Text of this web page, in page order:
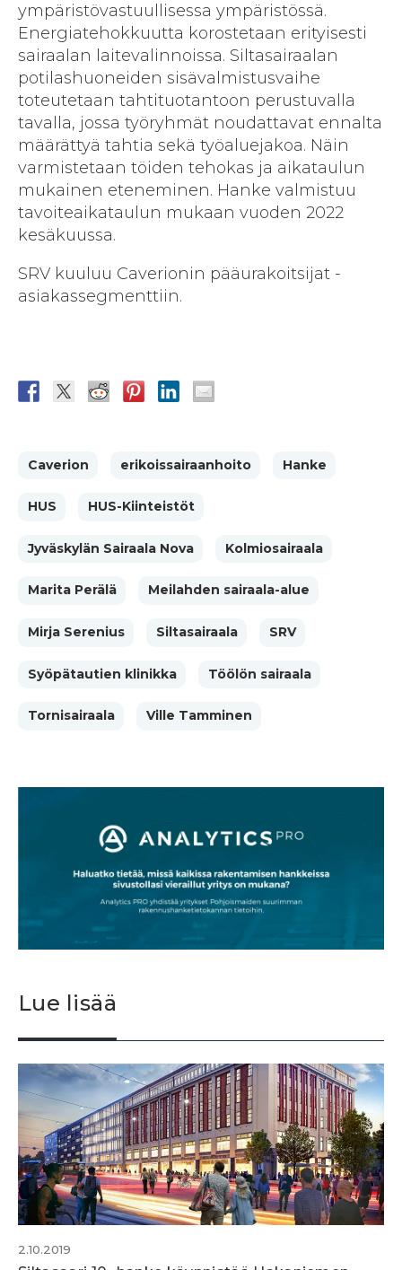
ympäristövastuullisessa ympäristössä.
Energiatehokkuutta korostetaan erityisesti
sairaalan laitevalinnoissa. Siltasairaalan
potilashuoneiden sisävalmistusvaihe
toteutetaan tahtituotantoon perustuvalla
tavalla, jossa työryhmät noudattavat ennalta
määrättyä tahtia sekä työaluejakoa. Näin
varmistetaan töiden tehokas ja aikataulun
mukainen eteneminen. Hanke valmistuu
tavoiteaikataulun mukaan vuoden 2022
kesäkuussa.
SRV kuuluu Caverionin pääurakoitsijat -
asiakassegmenttiin.
Caverion erikoissairaanhoito Hanke
HUS HUS-Kiinteistöt
Jyväskylän Sairaala Nova Kolmiosairaala
Marita Perälä Meilahden sairaala-alue
Mirja Serenius Siltasairaala SRV
Syöpätautien klinikka Töölön sairaala
Tornisairaala Ville Tamminen
Lue lisää
2.10.2019